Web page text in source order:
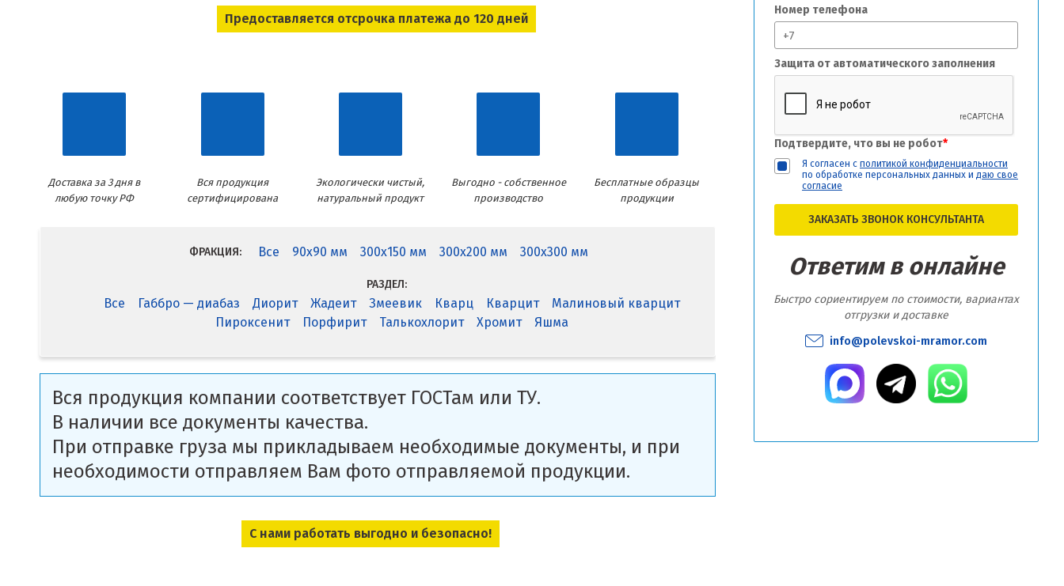
Номер телефона
Защита от автоматического заполнения
Подтвердите, что вы не робот*
Я согласен с политикой конфиденциальности
по обработке персональных данных и даю свое
согласие
ЗАКАЗАТЬ ЗВОНОК КОНСУЛЬТАНТА
Ответим в онлайне
Быстро сориентируем по стоимости, вариантах
отгрузки и доставке
info@polevskoi-mramor.com
Предоставляется отсрочка платежа до 120 дней
Доставка за 3 дня в
любую точку РФ
Вся продукция
сертифицирована
Экологически чистый,
натуральный продукт
Выгодно - собственное
производство
Бесплатные образцы
продукции
ФРАКЦИЯ: Все 90x90 мм 300x150 мм 300x200 мм 300x300 мм
РАЗДЕЛ:
Все Габбро — диабаз Диорит Жадеит Змеевик Кварц Кварцит
Малиновый кварцит
Пироксенит
Порфирит Талькохлорит Хромит Яшма
Вся продукция компании соответствует ГОСТам или ТУ.
В наличии все документы качества.
При отправке груза мы прикладываем необходимые документы, и при
необходимости отправляем Вам фото отправляемой продукции.
С нами работать выгодно и безопасно!